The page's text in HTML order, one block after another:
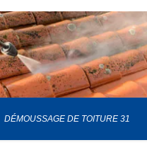
DÉMOUSSAGE DE TOITURE 31